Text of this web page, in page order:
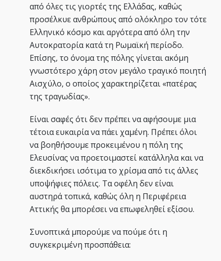
από όλες τις γιορτές της Ελλάδας, καθώς
προσέλκυε ανθρώπους από ολόκληρο τον τότε
Ελληνικό κόσμο και αργότερα από όλη την
Αυτοκρατορία κατά τη Ρωμαϊκή περίοδο.
Επίσης, το όνομα της πόλης γίνεται ακόμη
γνωστότερο χάρη στον μεγάλο τραγικό ποιητή
Αισχύλο, ο οποίος χαρακτηρίζεται «πατέρας
της τραγωδίας».
Είναι σαφές ότι δεν πρέπει να αφήσουμε μια
τέτοια ευκαιρία να πάει χαμένη. Πρέπει όλοι
να βοηθήσουμε προκειμένου η πόλη της
Ελευσίνας να προετοιμαστεί κατάλληλα και να
διεκδικήσει ισότιμα το χρίσμα από τις άλλες
υποψήφιες πόλεις. Τα οφέλη δεν είναι
αυστηρά τοπικά, καθώς όλη η Περιφέρεια
Αττικής θα μπορέσει να επωφεληθεί εξίσου.
Συνοπτικά μπορούμε να πούμε ότι η
συγκεκριμένη προσπάθεια: